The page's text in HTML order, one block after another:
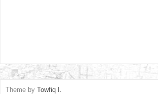
Theme by Towfiq I.